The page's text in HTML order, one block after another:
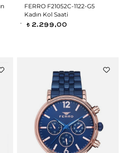
FERRO F21052C-1122-G5
Kadın Kol Saati
t 2.299,00